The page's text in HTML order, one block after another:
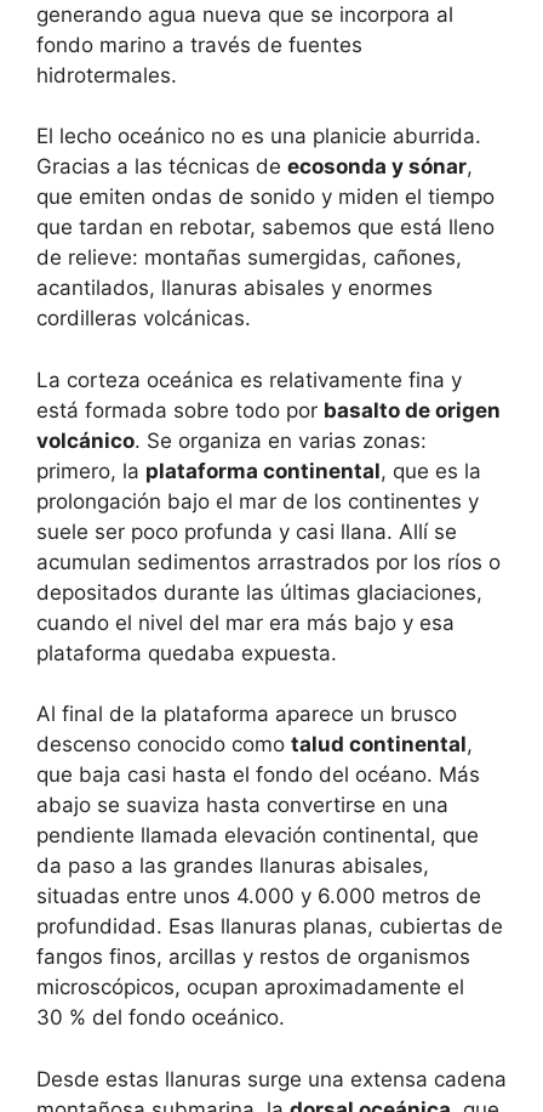
generando agua nueva que se incorpora al
fondo marino a través de fuentes
hidrotermales.
El lecho oceánico no es una planicie aburrida.
Gracias a las técnicas de ecosonda y sónar,
que emiten ondas de sonido y miden el tiempo
que tardan en rebotar, sabemos que está lleno
de relieve: montañas sumergidas, cañones,
acantilados, llanuras abisales y enormes
cordilleras volcánicas.
La corteza oceánica es relativamente fina y
está formada sobre todo por basalto de origen
volcánico. Se organiza en varias zonas:
primero, la plataforma continental, que es la
prolongación bajo el mar de los continentes y
suele ser poco profunda y casi llana. Allí se
acumulan sedimentos arrastrados por los ríos o
depositados durante las últimas glaciaciones,
cuando el nivel del mar era más bajo y esa
plataforma quedaba expuesta.
Al final de la plataforma aparece un brusco
descenso conocido como talud continental,
que baja casi hasta el fondo del océano. Más
abajo se suaviza hasta convertirse en una
pendiente llamada elevación continental, que
da paso a las grandes llanuras abisales,
situadas entre unos 4.000 y 6.000 metros de
profundidad. Esas llanuras planas, cubiertas de
fangos finos, arcillas y restos de organismos
microscópicos, ocupan aproximadamente el
30 % del fondo oceánico.
Desde estas llanuras surge una extensa cadena